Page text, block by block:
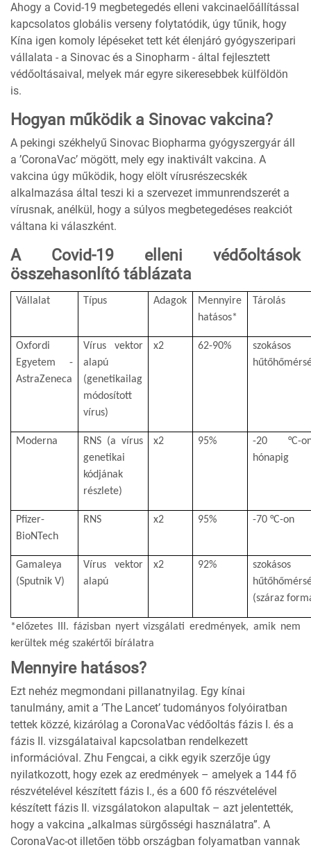
Ahogy a Covid-19 megbetegedés elleni vakcinaelőállítással
kapcsolatos globális verseny folytatódik, úgy tűnik, hogy
Kína igen komoly lépéseket tett két élenjáró gyógyszeripari
vállalata - a Sinovac és a Sinopharm - által fejlesztett
védőoltásaival, melyek már egyre sikeresebbek külföldön
is.
Hogyan működik a Sinovac vakcina?
A pekingi székhelyű Sinovac Biopharma gyógyszergyár áll
a ’CoronaVac’ mögött, mely egy inaktivált vakcina. A
vakcina úgy működik, hogy elölt vírusrészecskék
alkalmazása által teszi ki a szervezet immunrendszerét a
vírusnak, anélkül, hogy a súlyos megbetegedéses reakciót
váltana ki válaszként.
A Covid-19 elleni védőoltások
összehasonlító táblázata
Vállalat Típus Adagok
Mennyire
hatásos*
Tárolás
Oxfordi
Egyetem -
AstraZeneca
Vírus vektor
alapú
(genetikailag
módosított
vírus)
x2 62-90%
szokásos
Moderna
RNS (a vírus
genetikai
kódjának
részlete)
x2 95%
-20 °C-
hónapig
Pfizer-
BioNTech
RNS x2 95% -70 °C-on
Gamaleya
(Sputnik V)
Vírus vektor
alapú
x2 92%
szokásos
(száraz
*előzetes III. fázisban nyert vizsgálati eredmények, amik nem
kerültek még szakértői bírálatra
Mennyire hatásos?
Ezt nehéz megmondani pillanatnyilag. Egy kínai
tanulmány, amit a ’The Lancet’ tudományos folyóiratban
tettek közzé, kizárólag a CoronaVac védőoltás fázis I. és a
fázis II. vizsgálataival kapcsolatban rendelkezett
információval. Zhu Fengcai, a cikk egyik szerzője úgy
nyilatkozott, hogy ezek az eredmények – amelyek a 144 fő
részvételével készített fázis I., és a 600 fő részvételével
készített fázis II. vizsgálatokon alapultak – azt jelentették,
hogy a vakcina „alkalmas sürgősségi használatra”. A
CoronaVac-ot illetően több országban folyamatban vannak